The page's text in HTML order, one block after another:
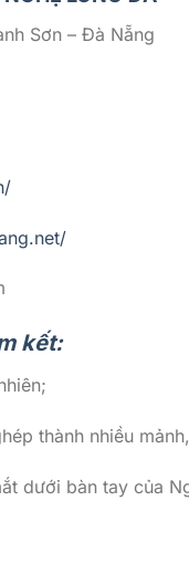
Sơn – Đà Nẵng
kết:
thành nhiều
dưới bàn tay của